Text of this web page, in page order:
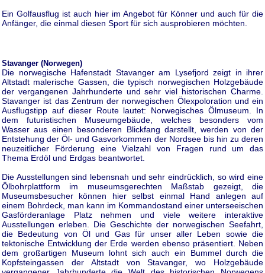
Ein Golfausflug ist auch hier im Angebot für Könner und auch für die
Anfänger, die einmal diesen Sport für sich ausprobieren möchten.
Stavanger (Norwegen)
Die norwegische Hafenstadt Stavanger am Lysefjord zeigt in ihrer
Altstadt malerische Gassen, die typisch norwegischen Holzgebäude
der vergangenen Jahrhunderte und sehr viel historischen Charme.
Stavanger ist das Zentrum der norwegischen Ölexpoloration und ein
Ausflugstipp auf dieser Route lautet: Norwegisches Ölmuseum. In
dem futuristischen Museumgebäude, welches besonders vom
Wasser aus einen besonderen Blickfang darstellt, werden von der
Entstehung der Öl- und Gasvorkommen der Nordsee bis hin zu deren
neuzeitlicher Förderung eine Vielzahl von Fragen rund um das
Thema Erdöl und Erdgas beantwortet.
Die Ausstellungen sind lebensnah und sehr eindrücklich, so wird eine
Ölbohrplattform im museumsgerechten Maßstab gezeigt, die
Museumsbesucher können hier selbst einmal Hand anlegen auf
einem Bohrdeck, man kann im Kommandostand einer unterseeischen
Gasförderanlage Platz nehmen und viele weitere interaktive
Ausstellungen erleben. Die Geschichte der norwegischen Seefahrt,
die Bedeutung von Öl und Gas für unser aller Leben sowie die
tektonische Entwicklung der Erde werden ebenso präsentiert. Neben
dem großartigen Museum lohnt sich auch ein Bummel durch die
Kopfsteingassen der Altstadt von Stavanger, wo Holzgebäude